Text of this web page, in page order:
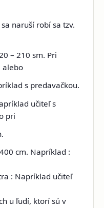
naruší robí sa tzv.
– 210 sm. Pri
alebo
s predavačkou.
učiteľ s
pri
cm. Napríklad :
: Napríklad učiteľ
u ľudí, ktorí sú v